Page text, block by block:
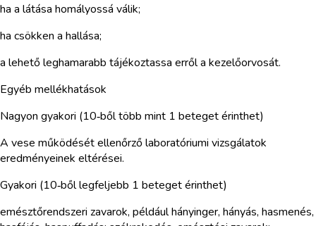
ha a látása homályossá válik;
ha csökken a hallása;
a lehető leghamarabb tájékoztassa erről a kezelőorvosát.
Egyéb mellékhatások
Nagyon gyakori (10‑ből több mint 1 beteget érinthet)
A vese működését ellenőrző laboratóriumi vizsgálatok
eredményeinek eltérései.
Gyakori (10‑ből legfeljebb 1 beteget érinthet)
emésztőrendszeri zavarok, például hányinger, hányás, hasmenés,